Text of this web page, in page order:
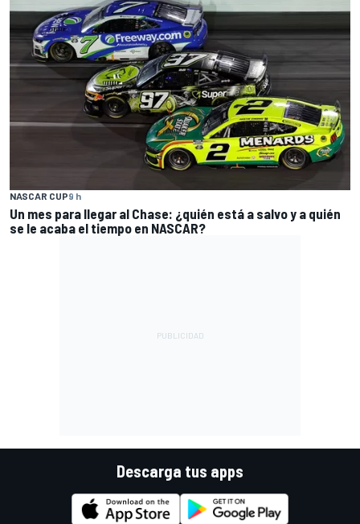
NASCAR CUP9 h
Un mes para llegar al Chase: ¿quién está a salvo y a quién
se le acaba el tiempo en NASCAR?
Descarga tus apps